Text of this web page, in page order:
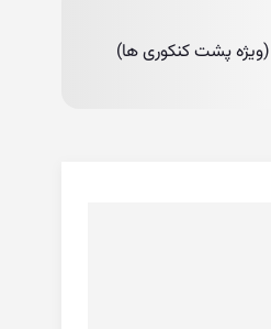
پشت کنکوری ها)